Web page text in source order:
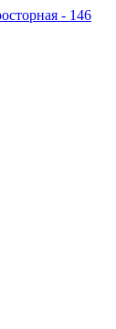
- 146